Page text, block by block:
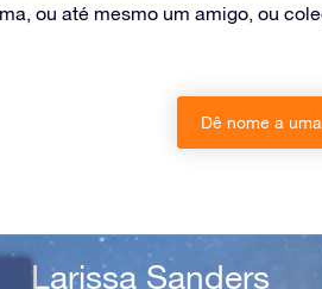
ou até mesmo um amigo, ou
Dê nome a
Larissa Sanders